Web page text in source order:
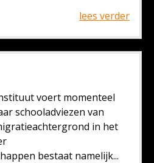
lees verder
voert momenteel
schooladviezen van
in het
bestaat namelijk...